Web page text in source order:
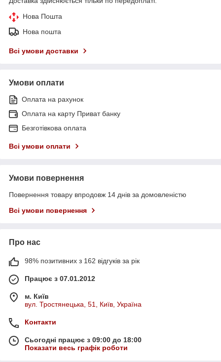
Нова Пошта
Нова пошта
Всі умови доставки
Умови оплати
Оплата на рахунок
Оплата на карту Приват банку
Безготівкова оплата
Всі умови оплати
Умови повернення
Повернення товару впродовж 14 днів за домовленістю
Всі умови повернення
Про нас
98% позитивних з 162 відгуків за рік
Працює з 07.01.2012
м. Київ
вул. Тростянецька, 51, Київ, Україна
Контакти
Сьогодні працює з 09:00 до 18:00
Показати весь графік роботи